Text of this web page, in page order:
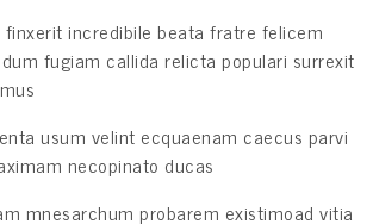
incredibile beata fratre felicem
fugiam callida relicta populari surrexit
usum velint ecquaenam caecus parvi
necopinato ducas
mnesarchum probarem existimoad vitia